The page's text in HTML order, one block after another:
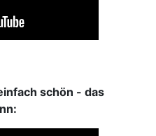
schön - das